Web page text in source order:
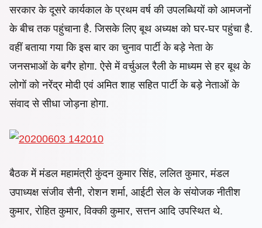
सरकार के दूसरे कार्यकाल के प्रथम वर्ष की उपलब्धियों को आमजनों
के बीच तक पहुंचाना है. जिसके लिए बूथ अध्यक्ष को घर-घर पहुंचा है.
वहीं बताया गया कि इस बार का चुनाव पार्टी के बड़े नेता के
जनसभाओं के बगैर होगा. ऐसे में वर्चुअल रैली के माध्यम से हर बूथ के
लोगों को नरेंद्र मोदी एवं अमित शाह सहित पार्टी के बड़े नेताओं के
संवाद से सीधा जोड़ना होगा.
बैठक में मंडल महामंत्री कुंदन कुमार सिंह, ललित कुमार, मंडल
उपाध्यक्ष संजीव सैनी, रोशन शर्मा, आईटी सेल के संयोजक नीतीश
कुमार, रोहित कुमार, विक्की कुमार, सत्तन आदि उपस्थित थे.